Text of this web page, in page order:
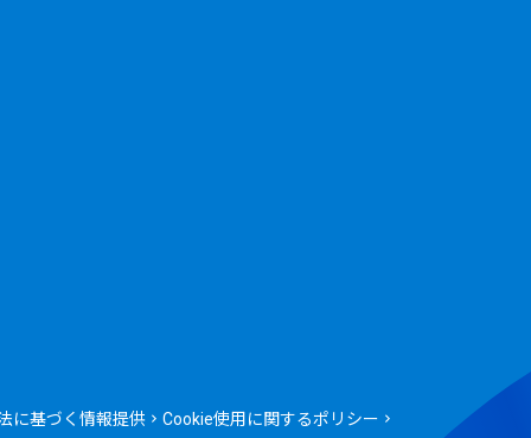
に基づく情報提供 Cookie使用に関するポリシー